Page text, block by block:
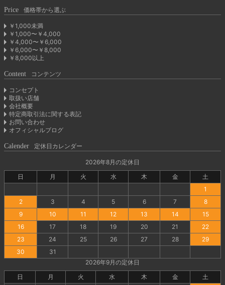
Price 価格帯から選ぶ
￥1,000未満
￥1,000〜￥4,000
￥4,000〜￥6,000
￥6,000〜￥8,000
￥8,000以上
Content コンテンツ
コンセプト
取扱い店舗
会社概要
特定商取引法に関する表記
お問い合わせ
オフィシャルブログ
Calender 定休日カレンダー
2026年8月の定休日
日
月 火 水 木 金
土
1
2
3 4 5 6 7
8
9
10 11 12 13 14
15
16
17 18 19 20 21
22
23
24 25 26 27 28
29
30
31
2026年9月の定休日
日
月 火 水 木 金
土